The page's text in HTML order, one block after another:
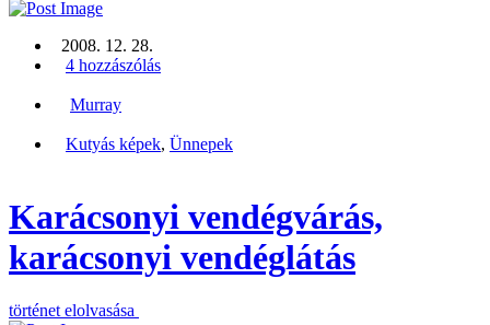
2008. 12. 28.
4 hozzászólás
Murray
Kutyás képek, Ünnepek
Karácsonyi vendégvárás,
karácsonyi vendéglátás
történet elolvasása